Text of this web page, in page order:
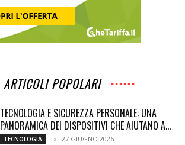
ARTICOLI POPOLARI
TECNOLOGIA E SICUREZZA PERSONALE: UNA
PANORAMICA DEI DISPOSITIVI CHE AIUTANO A...
TECNOLOGIA 27 GIUGNO 2026